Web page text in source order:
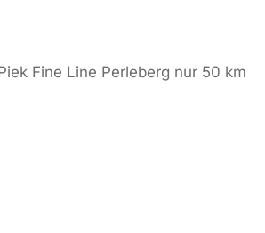
Fine Line Perleberg nur 50 km